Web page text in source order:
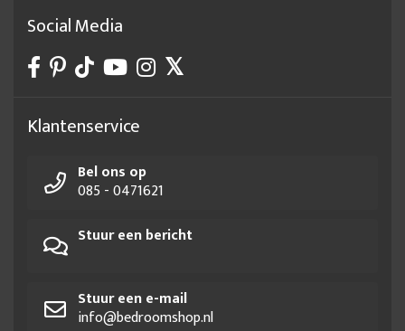
Social Media
Klantenservice
Bel ons op
085 - 0471621
Stuur een bericht
Stuur een e-mail
info@bedroomshop.nl